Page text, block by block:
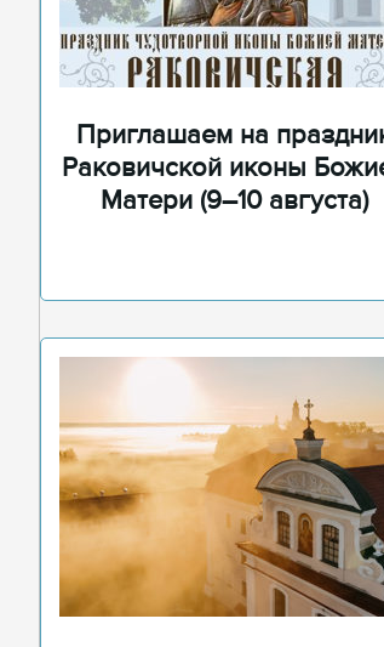
Приглашаем на
Раковичской иконы
Матери (9–10 августа)